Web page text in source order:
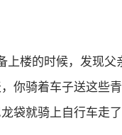
上楼的时候，发现父
你骑着车子送这些
袋就骑上自行车走了